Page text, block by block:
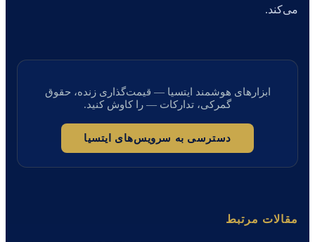
می‌کند.
ابزارهای هوشمند ایتسیا — قیمت‌گذاری زنده، حقوق
گمرکی، تدارکات — را کاوش کنید.
دسترسی به سرویس‌های ایتسیا
مقالات مرتبط